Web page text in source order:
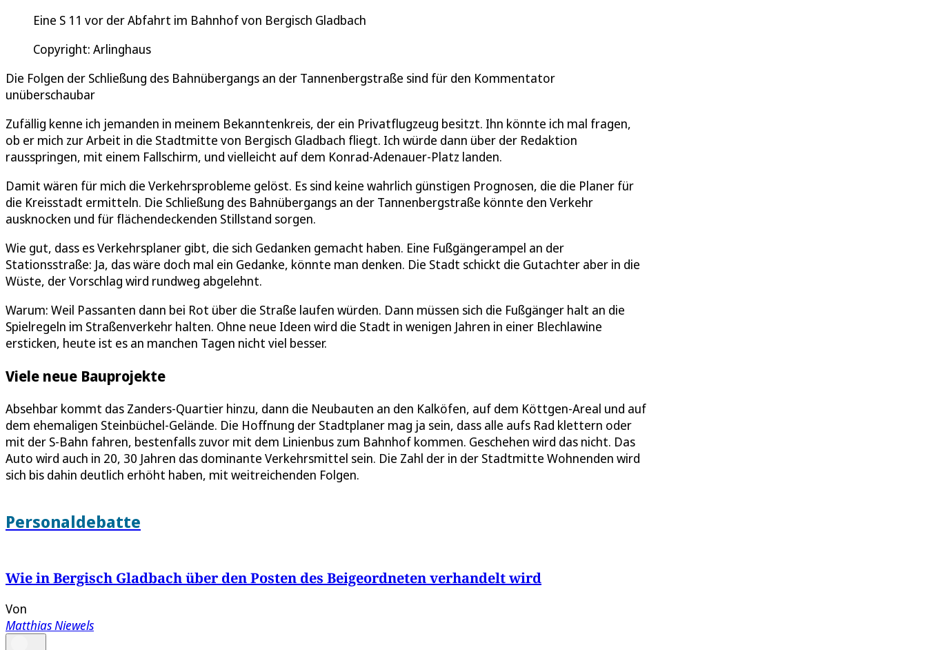
Eine S 11 vor der Abfahrt im Bahnhof von Bergisch Gladbach
Copyright: Arlinghaus
Die Folgen der Schließung des Bahnübergangs an der Tannenbergstraße sind für den Kommentator
unüberschaubar
Zufällig kenne ich jemanden in meinem Bekanntenkreis, der ein Privatflugzeug besitzt. Ihn könnte ich mal fragen,
ob er mich zur Arbeit in die Stadtmitte von Bergisch Gladbach fliegt. Ich würde dann über der Redaktion
rausspringen, mit einem Fallschirm, und vielleicht auf dem Konrad-Adenauer-Platz landen.
Damit wären für mich die Verkehrsprobleme gelöst. Es sind keine wahrlich günstigen Prognosen, die die Planer für
die Kreisstadt ermitteln. Die Schließung des Bahnübergangs an der Tannenbergstraße könnte den Verkehr
ausknocken und für flächendeckenden Stillstand sorgen.
Wie gut, dass es Verkehrsplaner gibt, die sich Gedanken gemacht haben. Eine Fußgängerampel an der
Stationsstraße: Ja, das wäre doch mal ein Gedanke, könnte man denken. Die Stadt schickt die Gutachter aber in die
Wüste, der Vorschlag wird rundweg abgelehnt.
Warum: Weil Passanten dann bei Rot über die Straße laufen würden. Dann müssen sich die Fußgänger halt an die
Spielregeln im Straßenverkehr halten. Ohne neue Ideen wird die Stadt in wenigen Jahren in einer Blechlawine
ersticken, heute ist es an manchen Tagen nicht viel besser.
Viele neue Bauprojekte
Absehbar kommt das Zanders-Quartier hinzu, dann die Neubauten an den Kalköfen, auf dem Köttgen-Areal und auf
dem ehemaligen Steinbüchel-Gelände. Die Hoffnung der Stadtplaner mag ja sein, dass alle aufs Rad klettern oder
mit der S-Bahn fahren, bestenfalls zuvor mit dem Linienbus zum Bahnhof kommen. Geschehen wird das nicht. Das
Auto wird auch in 20, 30 Jahren das dominante Verkehrsmittel sein. Die Zahl der in der Stadtmitte Wohnenden wird
sich bis dahin deutlich erhöht haben, mit weitreichenden Folgen.
Personaldebatte
Wie in Bergisch Gladbach über den Posten des Beigeordneten verhandelt wird
Von
Matthias Niewels